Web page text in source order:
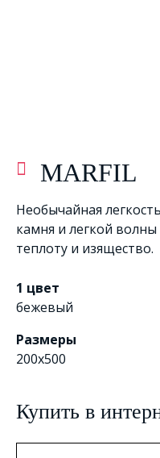
MARFIL
Необычайная
камня и легкой
теплоту и изящество.
1 цвет
бежевый
Размеры
200x500
Купить в